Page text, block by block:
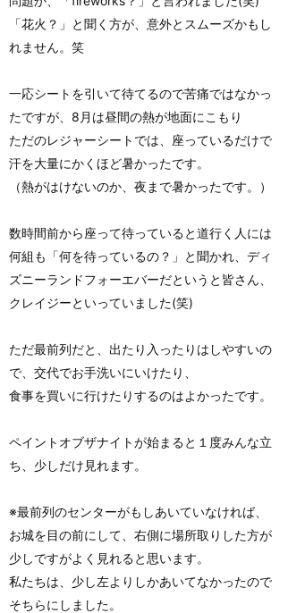
「花火？」と聞く方が、意外とスムーズかもし
れません。笑
一応シートを引いて待てるので苦痛ではなかっ
たですが、8月は昼間の熱が地面にこもり
ただのレジャーシートでは、座っているだけで
汗を大量にかくほど暑かったです。
（熱がはけないのか、夜まで暑かったです。）
数時間前から座って待っていると道行く人には
何組も「何を待っているの？」と聞かれ、ディ
ズニーランドフォーエバーだというと皆さん、
クレイジーといっていました(笑)
ただ最前列だと、出たり入ったりはしやすいの
で、交代でお手洗いにいけたり、
食事を買いに行けたりするのはよかったです。
ペイントオブザナイトが始まると１度みんな立
ち、少しだけ見れます。
※最前列のセンターがもしあいていなければ、
お城を目の前にして、右側に場所取りした方が
少しですがよく見れると思います。
私たちは、少し左よりしかあいてなかったので
そちらにしました。